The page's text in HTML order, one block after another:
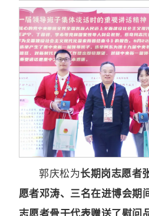
郭庆松为长期岗志愿者
愿者邓涛、三名在进博会期
志愿者骨干代表赠送了慰问